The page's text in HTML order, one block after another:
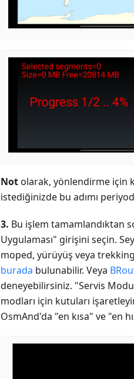
Notolarak, yönlendirme için
istediğinizde bu adımı
3. Bu işlem tamamlandıktan
Uygulaması" girişini seçin.
moped, yürüyüş veya
burada bulunabilir. Veya
deneyebilirsiniz. "Servis
modları için kutuları
OsmAnd'da "en kısa" ve "en